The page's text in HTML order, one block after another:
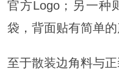
官方Logo；另一种
袋，背面贴有简单的
至于散装边角料与